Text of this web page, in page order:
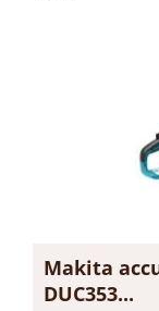
Makita
DUC353...